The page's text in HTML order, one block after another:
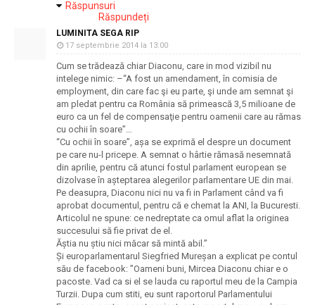
Răspunsuri
Răspundeți
LUMINITA SEGA RIP
17 septembrie 2014 la 13:00
Cum se trădează chiar Diaconu, care in mod vizibil nu
intelege nimic: –“A fost un amendament, în comisia de
employment, din care fac şi eu parte, şi unde am semnat şi
am pledat pentru ca România să primească 3,5 milioane de
euro ca un fel de compensaţie pentru oamenii care au rămas
cu ochii în soare”…
“Cu ochii în soare”, așa se exprimă el despre un document
pe care nu-l pricepe. A semnat o hârtie rămasă nesemnată
din aprilie, pentru că atunci fostul parlament european se
dizolvase în așteptarea alegerilor parlamentare UE din mai.
Pe deasupra, Diaconu nici nu va fi in Parlament când va fi
aprobat documentul, pentru că e chemat la ANI, la Bucuresti.
Articolul ne spune: ce nedreptate ca omul aflat la originea
succesului să fie privat de el.
Ăștia nu știu nici măcar să mintă abil.”
Și europarlamentarul Siegfried Mureșan a explicat pe contul
său de facebook: ”Oameni buni, Mircea Diaconu chiar e o
pacoste. Vad ca si el se lauda cu raportul meu de la Campia
Turzii. Dupa cum stiti, eu sunt raportorul Parlamentului